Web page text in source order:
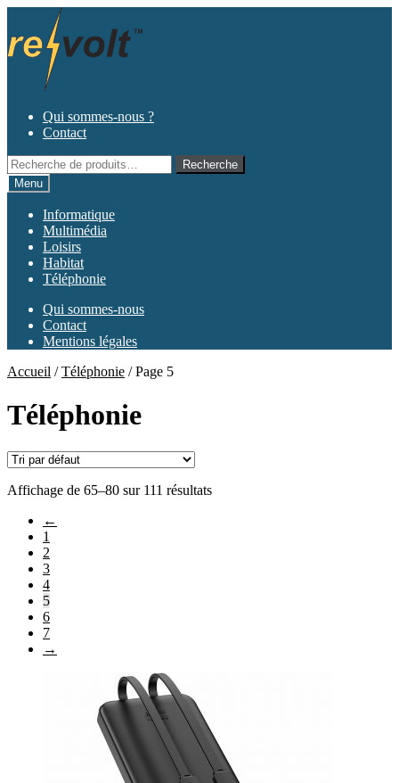
la
navigation
contenu
Qui sommes-nous ?
Contact
Recherche
pour :
Recherche
Menu
Informatique
Multimédia
Loisirs
Habitat
Téléphonie
Qui sommes-nous
Contact
Mentions légales
Accueil /Téléphonie /Page 5
Téléphonie
Affichage de 65–80 sur 111 résultats
←
1
2
3
4
5
6
7
→